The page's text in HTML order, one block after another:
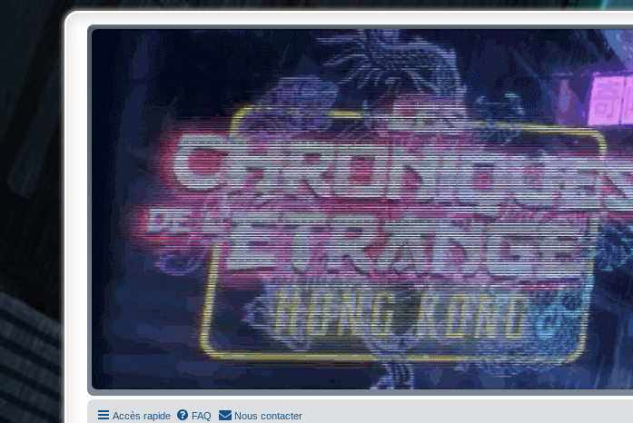
Chroniques de l'Étrange NO
Pour les amateurs des Chroniques de l'Étrange
Accès rapide FAQ Nous contacter